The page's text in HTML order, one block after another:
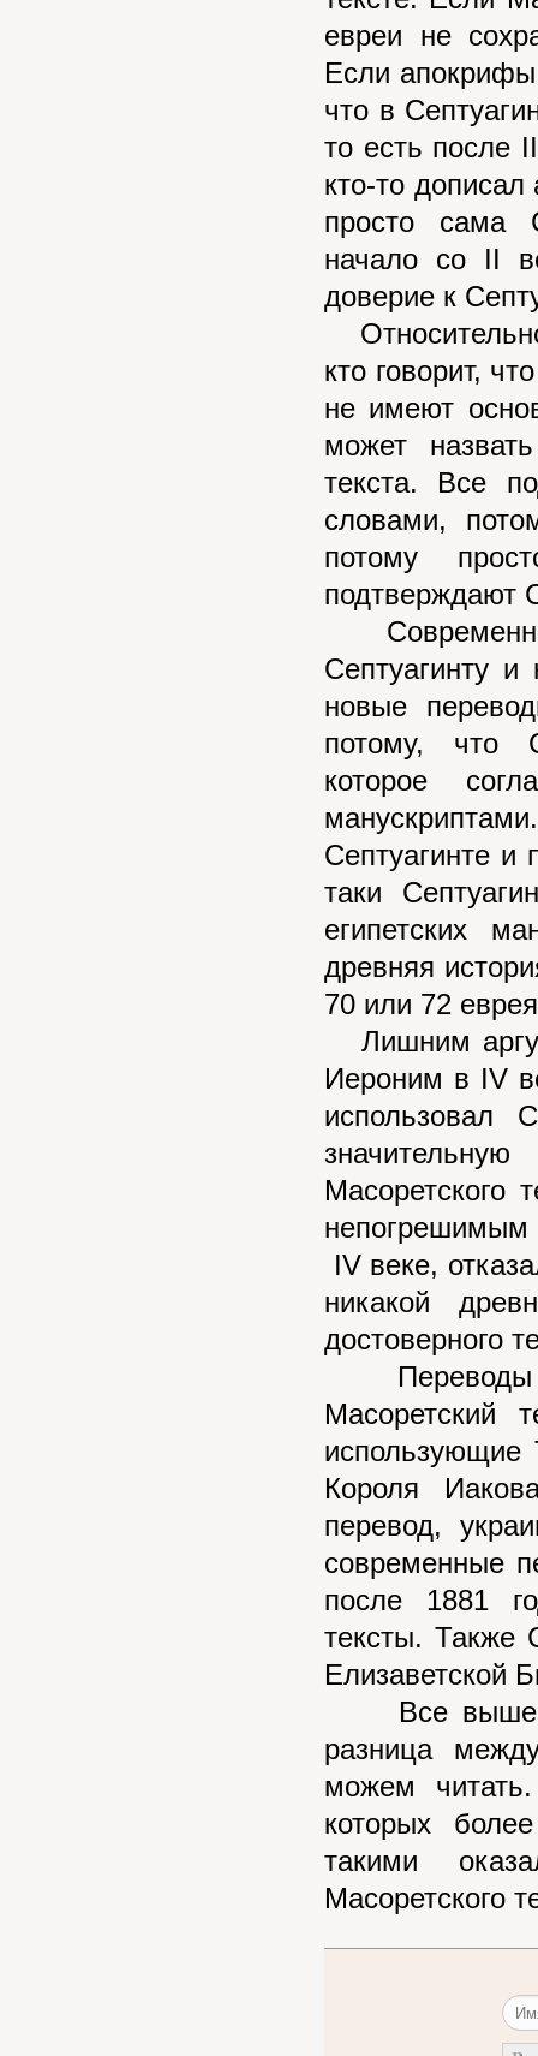
евреи не
Если апокрифы
что в
то есть после
кто-то
просто сама
начало со II
доверие к
кто говорит,
не имеют
может
текста. Все
словами,
потому
подтверждают
Септуагинту и
новые
потому, что
которое
Септуагинте и
таки
египетских
древняя
70 или 72
Лишним
Иероним в IV
использовал
Масоретского
непогрешимым
IV веке,
никакой
достоверного
Переводы
Масоретский
использующие
Короля
перевод,
современные
после 1881
тексты. Также
Елизаветской
Все
разница
можем
которых
такими
Масоретского